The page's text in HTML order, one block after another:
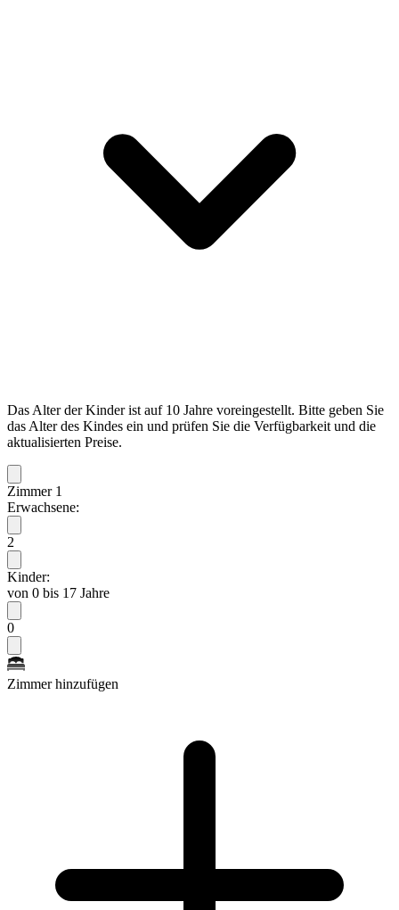
Das Alter der Kinder ist auf 10 Jahre voreingestellt. Bitte geben Sie
das Alter des Kindes ein und prüfen Sie die Verfügbarkeit und die
aktualisierten Preise.
Zimmer 1
Erwachsene:
2
Kinder:
von 0 bis 17 Jahre
0
Zimmer hinzufügen